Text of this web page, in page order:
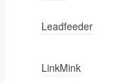
Leadfeeder
LinkMink